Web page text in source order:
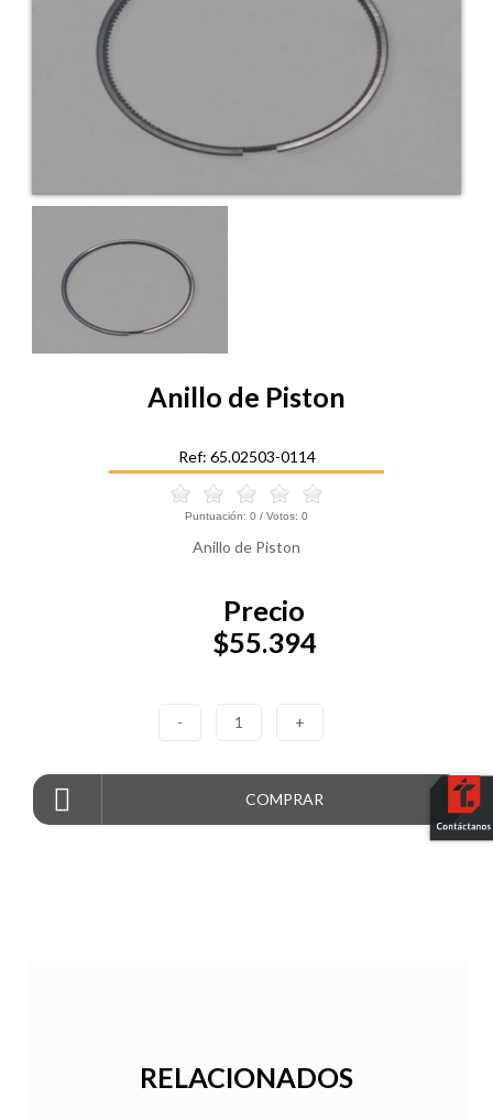
Anillo de Piston
Ref: 65.02503-0114
Puntuación: 0 / Votos: 0
Anillo de Piston
Precio
$55.394
- 1 +
COMPRAR
RELACIONADOS